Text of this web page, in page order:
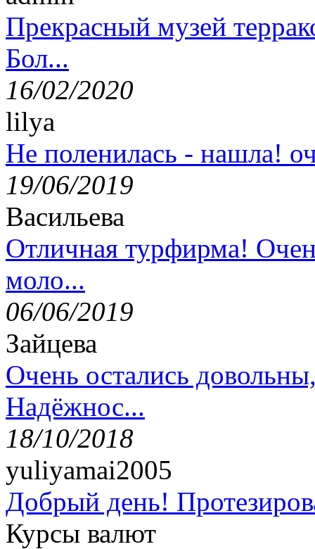
Прекрасный музей
Бол...
16/02/2020
lilya
Не поленилась - нашла!
19/06/2019
Васильева
Отличная турфирма!
моло...
06/06/2019
Зайцева
Очень остались
Надёжнос...
18/10/2018
yuliyamai2005
Добрый день!
Курсы валют